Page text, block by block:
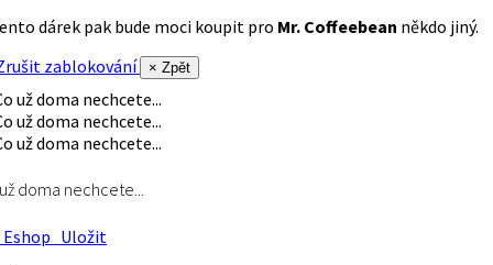
dárek pak bude moci koupit pro Mr. Coffeebean někdo jiný.
zablokování
× Zpět
doma nechcete...
Uložit